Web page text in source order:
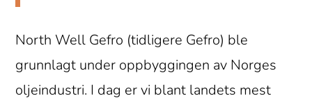
North Well Gefro (tidligere Gefro) ble
grunnlagt under oppbyggingen av Norges
oljeindustri. I dag er vi blant landets mest